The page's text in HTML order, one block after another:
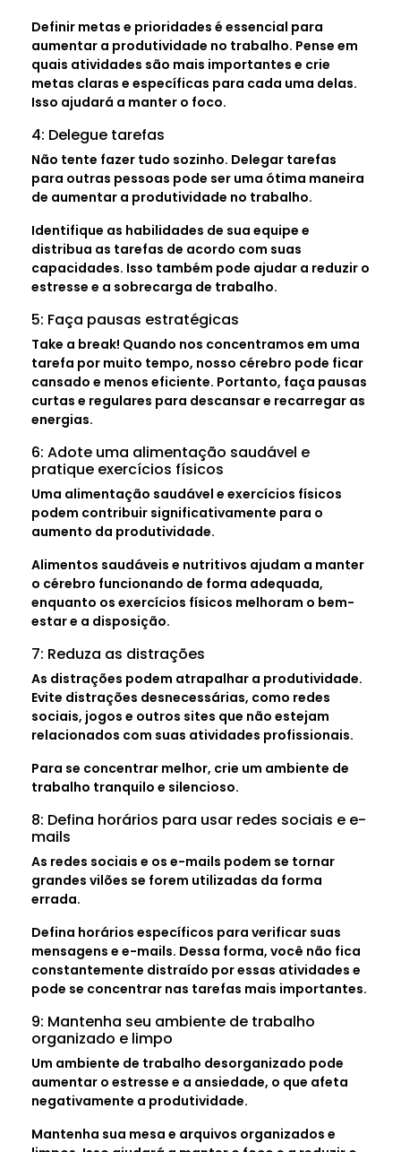
Definir metas e prioridades é essencial para
aumentar a produtividade no trabalho. Pense em
quais atividades são mais importantes e crie
metas claras e específicas para cada uma delas.
Isso ajudará a manter o foco.
4: Delegue tarefas
Não tente fazer tudo sozinho. Delegar tarefas
para outras pessoas pode ser uma ótima maneira
de aumentar a produtividade no trabalho.
Identifique as habilidades de sua equipe e
distribua as tarefas de acordo com suas
capacidades. Isso também pode ajudar a reduzir o
estresse e a sobrecarga de trabalho.
5: Faça pausas estratégicas
Take a break! Quando nos concentramos em uma
tarefa por muito tempo, nosso cérebro pode ficar
cansado e menos eficiente. Portanto, faça pausas
curtas e regulares para descansar e recarregar as
energias.
6: Adote uma alimentação saudável e
pratique exercícios físicos
Uma alimentação saudável e exercícios físicos
podem contribuir significativamente para o
aumento da produtividade.
Alimentos saudáveis e nutritivos ajudam a manter
o cérebro funcionando de forma adequada,
enquanto os exercícios físicos melhoram o bem-
estar e a disposição.
7: Reduza as distrações
As distrações podem atrapalhar a produtividade.
Evite distrações desnecessárias, como redes
sociais, jogos e outros sites que não estejam
relacionados com suas atividades profissionais.
Para se concentrar melhor, crie um ambiente de
trabalho tranquilo e silencioso.
8: Defina horários para usar redes sociais e e-
mails
As redes sociais e os e-mails podem se tornar
grandes vilões se forem utilizadas da forma
errada.
Defina horários específicos para verificar suas
mensagens e e-mails. Dessa forma, você não fica
constantemente distraído por essas atividades e
pode se concentrar nas tarefas mais importantes.
9: Mantenha seu ambiente de trabalho
organizado e limpo
Um ambiente de trabalho desorganizado pode
aumentar o estresse e a ansiedade, o que afeta
negativamente a produtividade.
Mantenha sua mesa e arquivos organizados e